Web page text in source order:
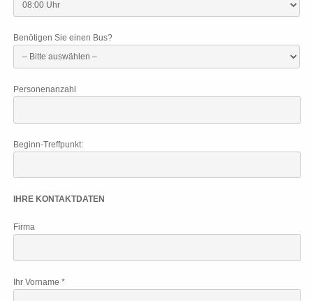
Benötigen Sie einen Bus?
Personenanzahl
Beginn-Treffpunkt:
IHRE KONTAKTDATEN
Firma
Ihr Vorname *